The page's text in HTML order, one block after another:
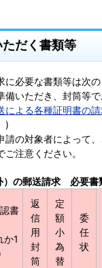
だく書類等
に必要な書類等は次の
備いただき、封筒等で
による各種証明書の
)
請の対象者によって
注意ください。
）の郵送請求 必要書
書
か1
返
信
用
封
筒
定
額
小
為
替
委
任
状